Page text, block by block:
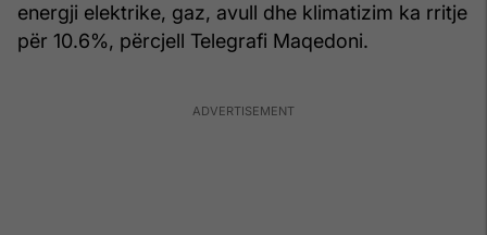
energji elektrike, gaz, avull dhe klimatizim ka rritje
për 10.6%, përcjell Telegrafi Maqedoni.